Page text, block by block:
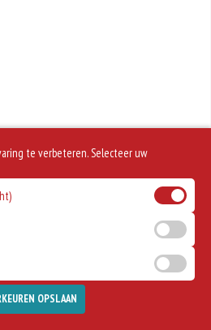
te verbeteren. Selecteer uw
OPSLAAN